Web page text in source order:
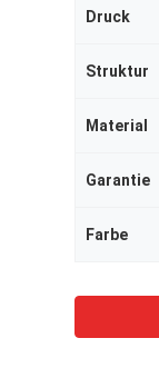
Druck
Struktur
Material
Garantie
Farbe